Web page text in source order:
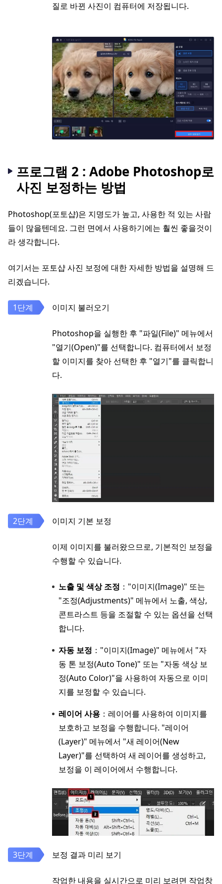
질로 바뀐 사진이 컴퓨터에 저장됩니다.
프로그램 2 : Adobe Photoshop로
사진 보정하는 방법
Photoshop(포토샵)은 지명도가 높고, 사용한 적 있는 사람
들이 많을텐데요. 그런 면에서 사용하기에는 훨씬 좋을것이
라 생각합니다.
여기서는 포토샵 사진 보정에 대한 자세한 방법을 설명해 드
리겠습니다.
이미지 불러오기
Photoshop을 실행한 후 "파일(File)" 메뉴에서
"열기(Open)"를 선택합니다. 컴퓨터에서 보정
할 이미지를 찾아 선택한 후 "열기"를 클릭합니
다.
이미지 기본 보정
이제 이미지를 불러왔으므로, 기본적인 보정을
수행할 수 있습니다.
노출 및 색상 조정 ："이미지(Image)" 또는
"조정(Adjustments)" 메뉴에서 노출, 색상,
콘트라스트 등을 조절할 수 있는 옵션을 선택
합니다.
자동 보정 ："이미지(Image)" 메뉴에서 "자
동 톤 보정(Auto Tone)" 또는 "자동 색상 보
정(Auto Color)"을 사용하여 자동으로 이미
지를 보정할 수 있습니다.
레이어 사용 ：레이어를 사용하여 이미지를
보호하고 보정을 수행합니다. "레이어
(Layer)" 메뉴에서 "새 레이어(New
Layer)"를 선택하여 새 레이어를 생성하고,
보정을 이 레이어에서 수행합니다.
보정 결과 미리 보기
작업한 내용을 실시간으로 미리 보려면 작업창